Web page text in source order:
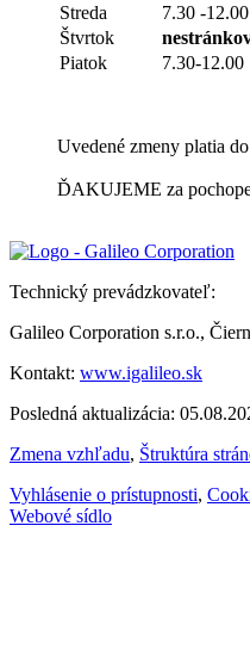
Streda
7.30 -
Štvrtok
Piatok
7.30-12.00
Uvedené zmeny platia
ĎAKUJEME za
Technický prevádzkovateľ:
Galileo Corporation s.r.o.,
Kontakt: www.igalileo.sk
Posledná aktualizácia:
Zmena vzhľadu, Štruktúra
Vyhlásenie o prístupnosti,
Webové sídlo